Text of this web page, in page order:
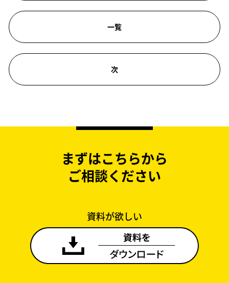
一覧
次
まずはこちらから
ご相談ください
資料が欲しい